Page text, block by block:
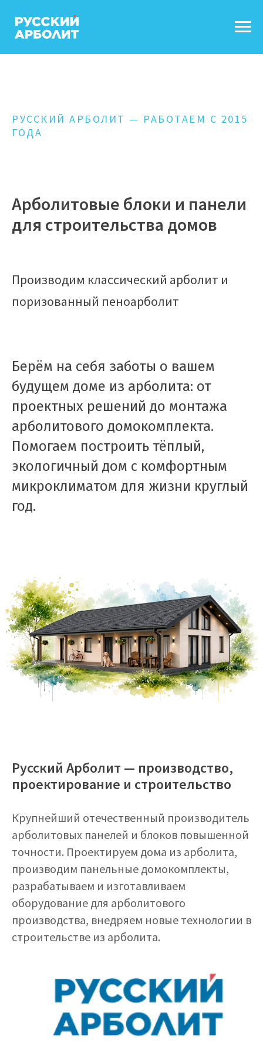
РУССКИЙ АРБОЛИТ — РАБОТАЕМ С 2015
ГОДА
Арболитовые блоки и панели
для строительства домов
Производим классический арболит и
поризованный пеноарболит
Берём на себя заботы о вашем
будущем доме из арболита: от
проектных решений до монтажа
арболитового домокомплекта.
Помогаем построить тёплый,
экологичный дом с комфортным
микроклиматом для жизни круглый
год.
Русский Арболит — производство,
проектирование и строительство
Крупнейший отечественный производитель
арболитовых панелей и блоков повышенной
точности. Проектируем дома из арболита,
производим панельные домокомплекты,
разрабатываем и изготавливаем
оборудование для арболитового
производства, внедряем новые технологии в
строительстве из арболита.